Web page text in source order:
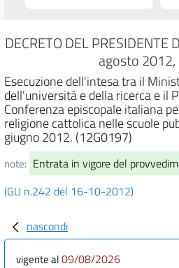
DECRETO DEL PRESIDENTE
agosto 2012,
Esecuzione dell'intesa tra il
dell'università e della ricerca e il
Conferenza episcopale italiana
religione cattolica nelle scuole
giugno 2012. (12G0197)
note: Entrata in vigore del
(GU n.242 del 16-10-2012)
nascondi
vigente al09/08/2026